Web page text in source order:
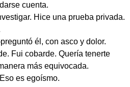
cuenta.
Hice una prueba privada.
él, con asco y dolor.
Fui cobarde. Quería tenerte
más equivocada.
es egoísmo.